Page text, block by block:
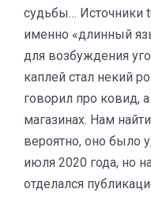
судьбы… Источники
именно «длинный
для возбуждения
каплей стал некий
говорил про ковид,
магазинах. Нам
вероятно, оно было
июля 2020 года, но
отделался